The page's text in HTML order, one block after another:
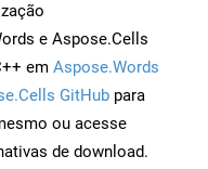
e Aspose.Cells
em Aspose.Words
GitHub para
ou acesse
de download.